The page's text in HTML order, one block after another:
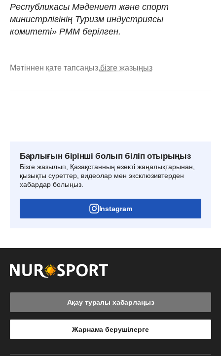
Республикасы Мәдениет және спорт
министрлігінің Туризм индустриясы
комитеті» РММ берілген.
Мәтіннен қате тапсаңыз,бізге жазыңыз
Барлығын бірінші болып біліп отырыңыз
Бізге жазылып, Қазақстанның өзекті жаңалықтарынан,
қызықты суреттер, видеолар мен эксклюзивтерден
хабардар болыңыз.
Instagram
Ақау туралы хабарлаңыз
Жарнама берушілерге